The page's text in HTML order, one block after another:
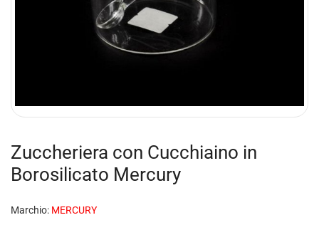
Zuccheriera con Cucchiaino in
Borosilicato Mercury
Marchio: MERCURY